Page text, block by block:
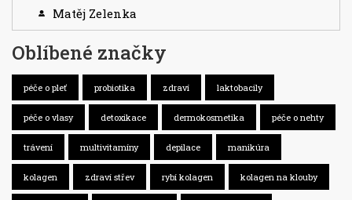
Matěj Zelenka
Oblíbené značky
péče o pleť probiotika zdraví laktobacily
péče o vlasy detoxikace dermokosmetika péče o nehty
trávení multivitamíny depilace manikúra
kolagen zdraví střev rybí kolagen kolagen na klouby